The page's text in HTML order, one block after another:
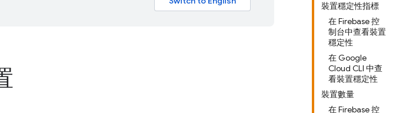
裝置穩定性指標
在 Firebase 控
制台中查看裝置
穩定性
在 Google
Cloud CLI 中查
看裝置穩定性
裝置數量
在 Firebase 控